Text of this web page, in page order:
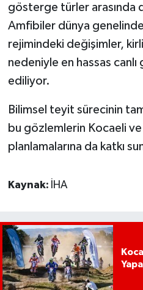
gösterge türler arasında
Amfibiler dünya
rejimindeki değişimler,
nedeniyle en hassas canlı
ediliyor.
Bilimsel teyit sürecinin
bu gözlemlerin Kocaeli
planlamalarına da katkı
Kaynak: İHA